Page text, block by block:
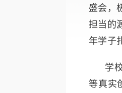
盛会，
担当的
年学子
学
等真实